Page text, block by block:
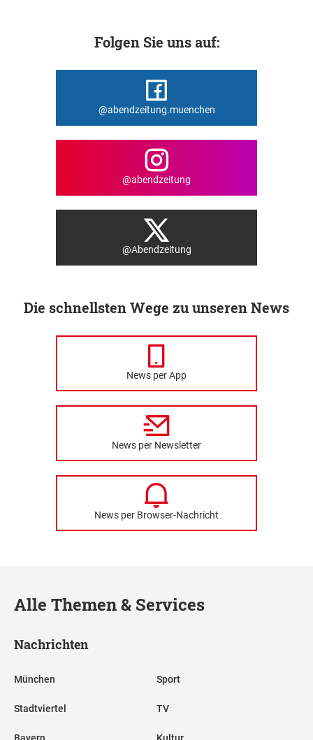
Folgen Sie uns auf:
@abendzeitung.muenchen
@abendzeitung
@Abendzeitung
Die schnellsten Wege zu unseren News
News per App
News per Newsletter
News per Browser-Nachricht
Alle Themen & Services
Nachrichten
München
Stadtviertel
Bayern
Sport
TV
Kultur